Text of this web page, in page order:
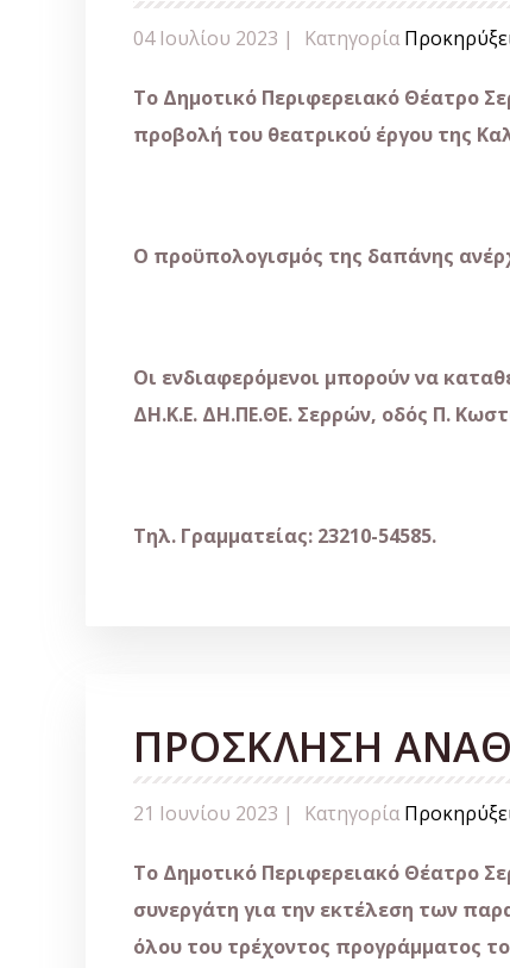
04 Ιουλίου 2023 | Κατηγορία
Το Δημοτικό Περιφερειακό Θέατρο
προβολή του θεατρικού έργου της
Ο προϋπολογισμός της δαπάνης
Οι ενδιαφερόμενοι μπορούν να
ΔΗ.Κ.Ε. ΔΗ.ΠΕ.ΘΕ. Σερρών, οδός Π.
Τηλ. Γραμματείας: 23210-54585.
ΠΡΟΣΚΛΗΣΗ
21 Ιουνίου 2023 | Κατηγορία
Το Δημοτικό Περιφερειακό Θέατρο
συνεργάτη για την εκτέλεση των
όλου του τρέχοντος προγράμματος